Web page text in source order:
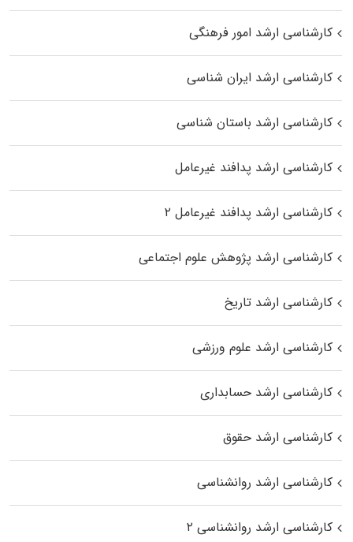
کارشناسی ارشد امور فرهنگی
کارشناسی ارشد ایران شناسی
کارشناسی ارشد باستان شناسی
کارشناسی ارشد پدافند غیرعامل
کارشناسی ارشد پدافند غیرعامل ۲
کارشناسی ارشد پژوهش علوم اجتماعی
کارشناسی ارشد تاریخ
کارشناسی ارشد علوم ورزشی
کارشناسی ارشد حسابداری
کارشناسی ارشد حقوق
کارشناسی ارشد روانشناسی
کارشناسی ارشد روانشناسی ۲